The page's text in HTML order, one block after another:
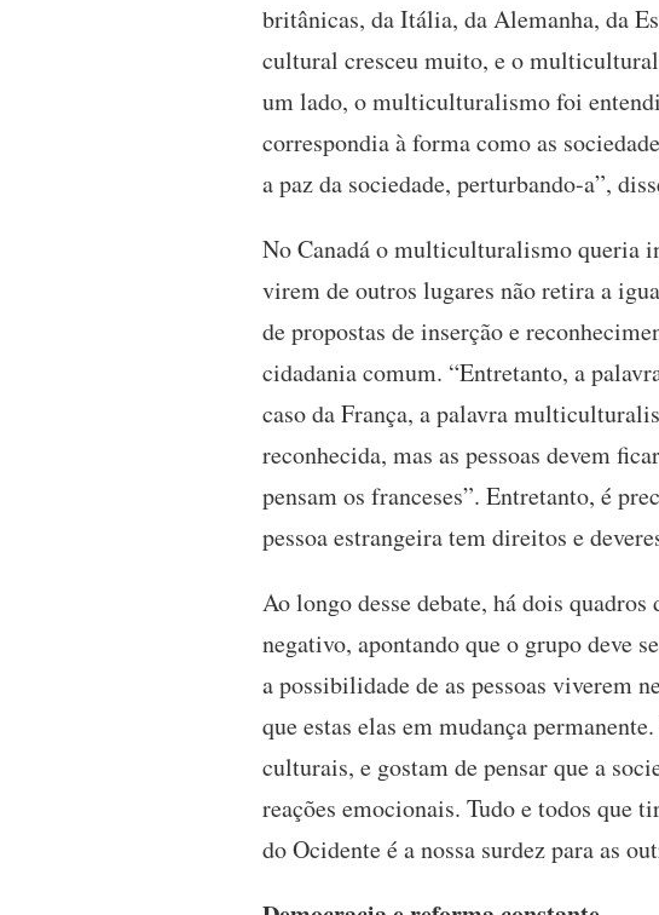
britânicas, da Itália, da Alemanha, da
cultural cresceu muito, e o
um lado, o multiculturalismo foi
correspondia à forma como as
a paz da sociedade, perturbando-a”,
No Canadá o multiculturalismo queria
virem de outros lugares não retira a
de propostas de inserção e
cidadania comum. “Entretanto, a
caso da França, a palavra
reconhecida, mas as pessoas devem
pensam os franceses”. Entretanto, é
pessoa estrangeira tem direitos e
Ao longo desse debate, há dois
negativo, apontando que o grupo deve
a possibilidade de as pessoas viverem
que estas elas em mudança
culturais, e gostam de pensar que a
reações emocionais. Tudo e todos que
do Ocidente é a nossa surdez para as